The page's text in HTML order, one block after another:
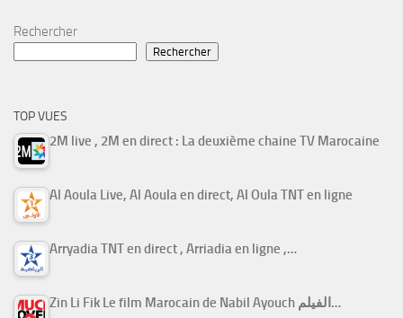
Rechercher
Rechercher
TOP VUES
2M live , 2M en direct : La deuxième chaine TV Marocaine
Al Aoula Live, Al Aoula en direct, Al Oula TNT en ligne
Arryadia TNT en direct , Arriadia en ligne ,…
Zin Li Fik Le film Marocain de Nabil Ayouch الفيلم…